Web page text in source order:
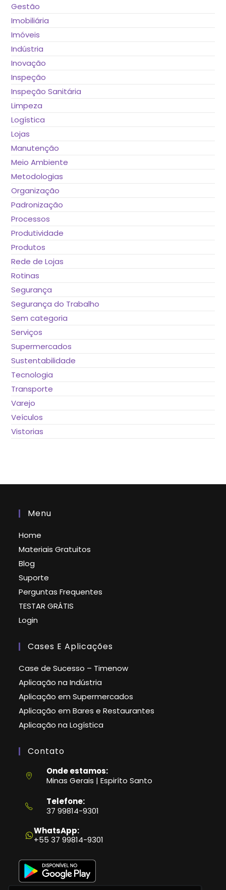
Gestão
Imobiliária
Imóveis
Indústria
Inovação
Inspeção
Inspeção Sanitária
Limpeza
Logística
Lojas
Manutenção
Meio Ambiente
Metodologias
Organização
Padronização
Processos
Produtividade
Produtos
Rede de Lojas
Rotinas
Segurança
Segurança do Trabalho
Sem categoria
Serviços
Supermercados
Sustentabilidade
Tecnologia
Transporte
Varejo
Veículos
Vistorias
Menu
Home
Materiais Gratuitos
Blog
Suporte
Perguntas Frequentes
TESTAR GRÁTIS
Login
Cases E Aplicações
Case de Sucesso – Timenow
Aplicação na Indústria
Aplicação em Supermercados
Aplicação em Bares e Restaurantes
Aplicação na Logística
Contato
Onde estamos:
Minas Gerais | Espiríto Santo
Telefone:
37 99814-9301
em
seu
aplicativo
WhatsApp:
+55 37 99814-9301